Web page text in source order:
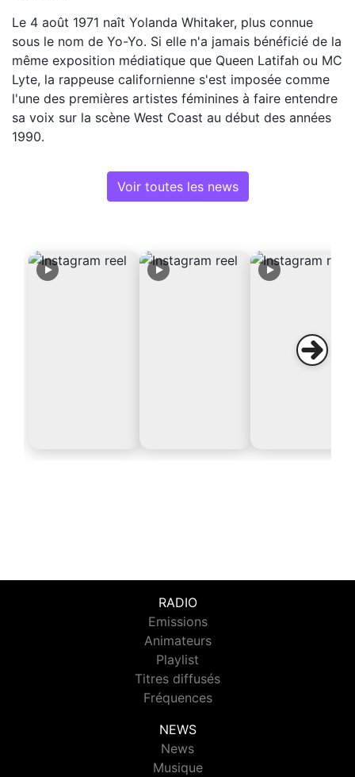
Le 4 août 1971 naît Yolanda Whitaker, plus connue
sous le nom de Yo-Yo. Si elle n'a jamais bénéficié de la
même exposition médiatique que Queen Latifah ou MC
Lyte, la rappeuse californienne s'est imposée comme
l'une des premières artistes féminines à faire entendre
sa voix sur la scène West Coast au début des années
1990.
Voir toutes les news
RADIO
Emissions
Animateurs
Playlist
Titres diffusés
Fréquences
NEWS
News
Musique